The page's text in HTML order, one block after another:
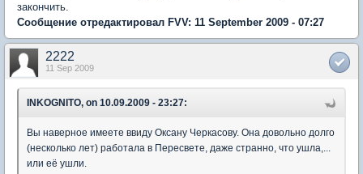
закончить.
Сообщение отредактировал FVV: 11 September 2009 - 07:27
2222
11 Sep 2009
INKOGNITO, on 10.09.2009 - 23:27:
Вы наверное имеете ввиду Оксану Черкасову. Она довольно долго
(несколько лет) работала в Пересвете, даже странно, что ушла,...
или её ушли.